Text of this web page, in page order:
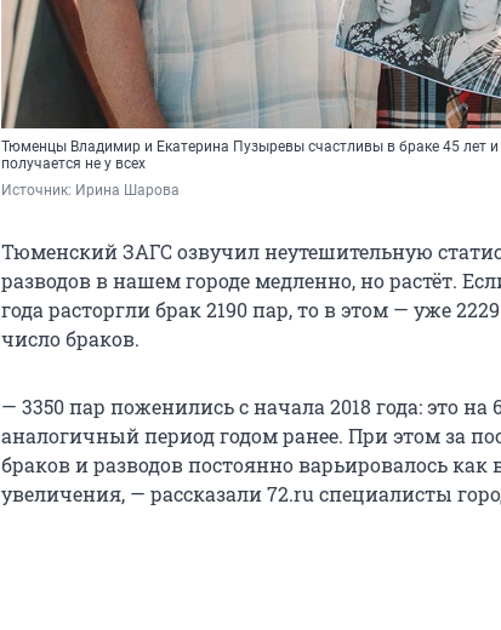
Тюменцы Владимир и Екатерина Пузыревы счастливы в браке 45 лет
получается не у всех
Источник: Ирина Шарова
Тюменский ЗАГС озвучил неутешительную
разводов в нашем городе медленно, но растёт.
года расторгли брак 2190 пар, то в этом — уже
число браков.
— 3350 пар поженились с начала 2018 года: это на
аналогичный период годом ранее. При этом за
браков и разводов постоянно варьировалось
увеличения, — рассказали 72.ru специалисты